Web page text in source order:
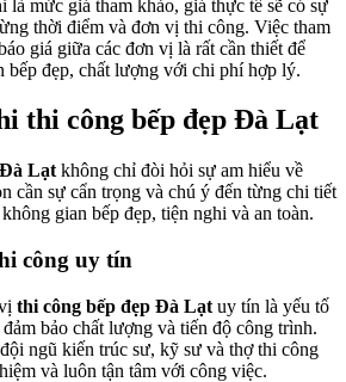
mức giá tham khảo, giá thực tế sẽ có sự
thời điểm và đơn vị thi công. Việc tham
giá giữa các đơn vị là rất cần thiết để
bếp đẹp, chất lượng với chi phí hợp lý.
thi công bếp đẹp Đà Lạt
Lạt không chỉ đòi hỏi sự am hiểu về
cần sự cẩn trọng và chú ý đến từng chi tiết
gian bếp đẹp, tiện nghi và an toàn.
công uy tín
thi công bếp đẹp Đà Lạt uy tín là yếu tố
bảo chất lượng và tiến độ công trình.
ngũ kiến trúc sư, kỹ sư và thợ thi công
và luôn tận tâm với công việc.